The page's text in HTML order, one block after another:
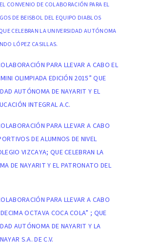
CONVENIO DE COLABORACIÓN PARA EL
DE BEISBOL DEL EQUIPO DIABLOS
CELEBRAN LA UNIVERSIDAD AUTÓNOMA
LÓPEZ CASILLAS.
PARA LLEVAR A CABO EL
OLIMPIADA EDICIÓN 2015” QUE
AUTÓNOMA DE NAYARIT Y EL
INTEGRAL A.C.
PARA LLEVAR A CABO
DE ALUMNOS DE NIVEL
VIZCAYA; QUE CELEBRAN LA
DE NAYARIT Y EL PATRONATO DEL
PARA LLEVAR A CABO
OCTAVA COCA COLA” ; QUE
AUTÓNOMA DE NAYARIT Y LA
S.A. DE C.V.